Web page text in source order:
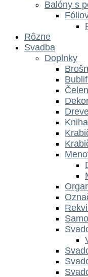
Balóny s
Rôzne
Svadba
Doplnky